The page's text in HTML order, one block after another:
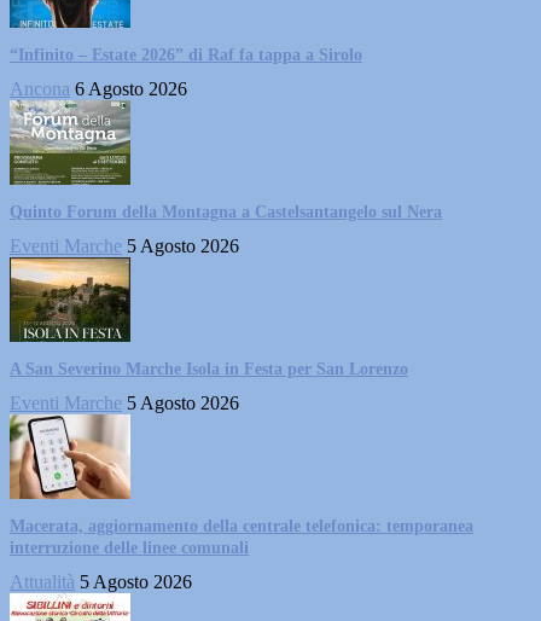
“Infinito – Estate 2026” di Raf fa tappa a Sirolo
Ancona 6 Agosto 2026
Quinto Forum della Montagna a Castelsantangelo sul Nera
Eventi Marche 5 Agosto 2026
A San Severino Marche Isola in Festa per San Lorenzo
Eventi Marche 5 Agosto 2026
Macerata, aggiornamento della centrale telefonica: temporanea
interruzione delle linee comunali
Attualità 5 Agosto 2026